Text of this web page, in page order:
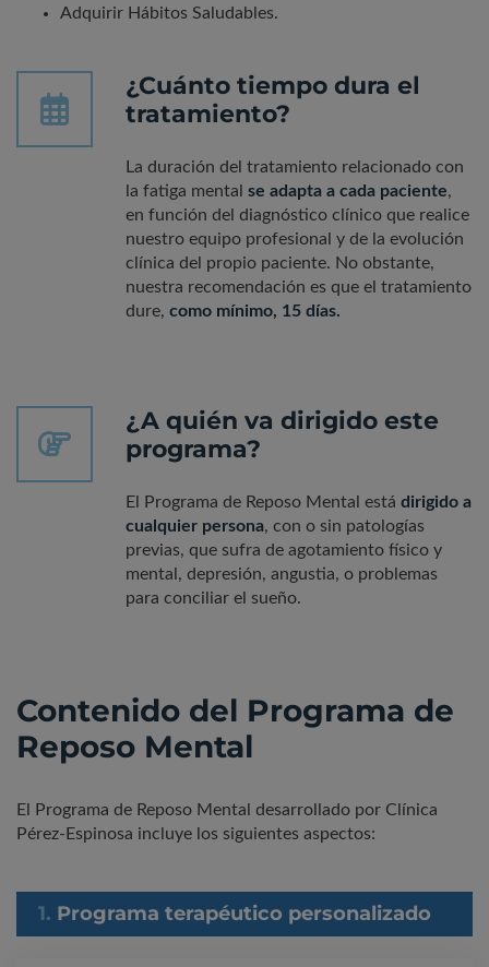
Adquirir Hábitos Saludables.
¿Cuánto tiempo dura el
tratamiento?
La duración del tratamiento relacionado con
la fatiga mental se adapta a cada paciente,
en función del diagnóstico clínico que realice
nuestro equipo profesional y de la evolución
clínica del propio paciente. No obstante,
nuestra recomendación es que el tratamiento
dure, como mínimo, 15 días.
¿A quién va dirigido este
programa?
El Programa de Reposo Mental está dirigido a
cualquier persona, con o sin patologías
previas, que sufra de agotamiento físico y
mental, depresión, angustia, o problemas
para conciliar el sueño.
Contenido del Programa de
Reposo Mental
El Programa de Reposo Mental desarrollado por Clínica
Pérez-Espinosa incluye los siguientes aspectos:
1. Programa terapéutico personalizado